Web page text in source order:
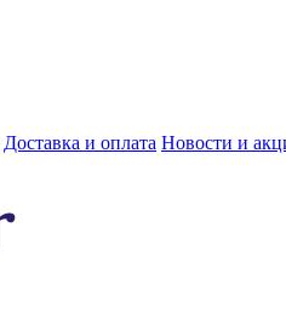
Доставка и оплата Новости и